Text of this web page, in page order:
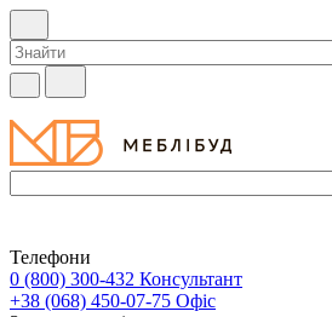
Телефони
0 (800) 300-432 Консультант
+38 (068) 450-07-75 Офіс